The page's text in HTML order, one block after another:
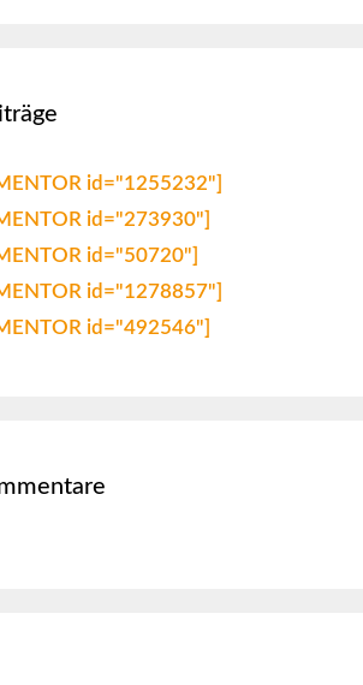
id="1255232"]
id="273930"]
id="50720"]
id="1278857"]
id="492546"]